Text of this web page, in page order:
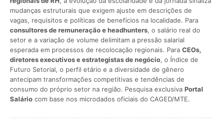
mudanças estruturais que exigem ajuste em descrições de
vagas, requisitos e políticas de benefícios na localidade. Para
consultores de remuneração e headhunters, o salário real do
setor e a variação de volume delimitam a pressão salarial
esperada em processos de recolocação regionais. Para CEOs,
diretores executivos e estrategistas de negócio, o Índice de
Futuro Setorial, o perfil etário e a diversidade de gênero
antecipam transformações competitivas e tendências de
consumo do próprio setor na região. Pesquisa exclusiva Portal
Salário com base nos microdados oficiais do CAGED/MTE.